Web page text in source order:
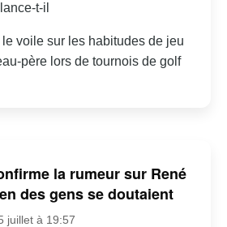
t-il
voile sur les habitudes de jeu
père lors de tournois de golf
la rumeur sur René
des gens se doutaient
juillet à 19:57